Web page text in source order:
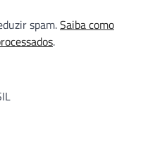
spam.Saiba como
.